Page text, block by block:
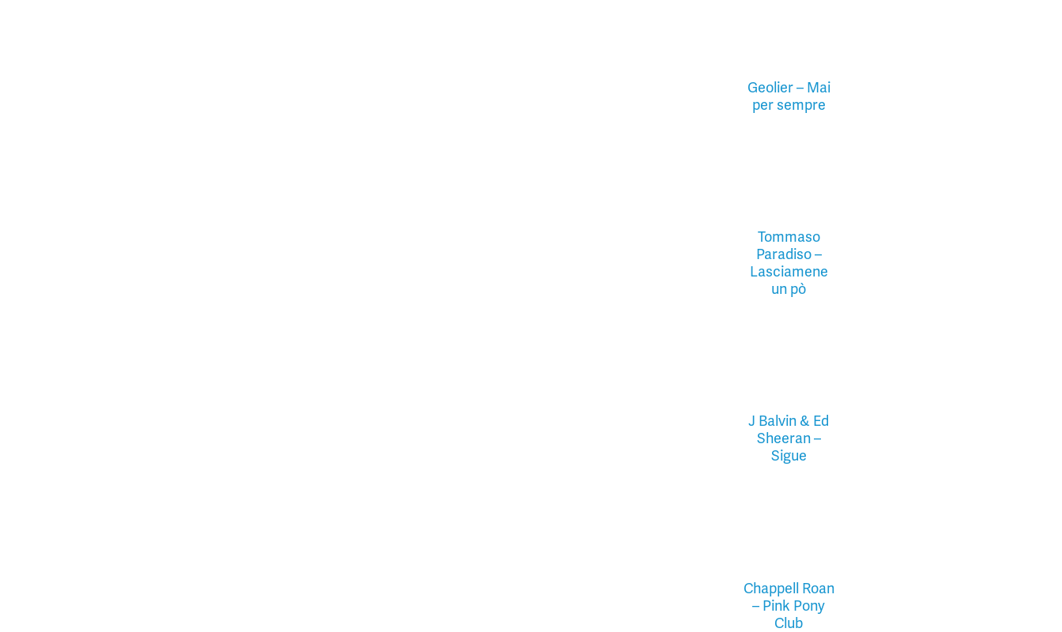
Geolier – Mai
per sempre
Tommaso
Paradiso –
Lasciamene
un pò
J Balvin & Ed
Sheeran –
Sigue
Chappell Roan
– Pink Pony
Club